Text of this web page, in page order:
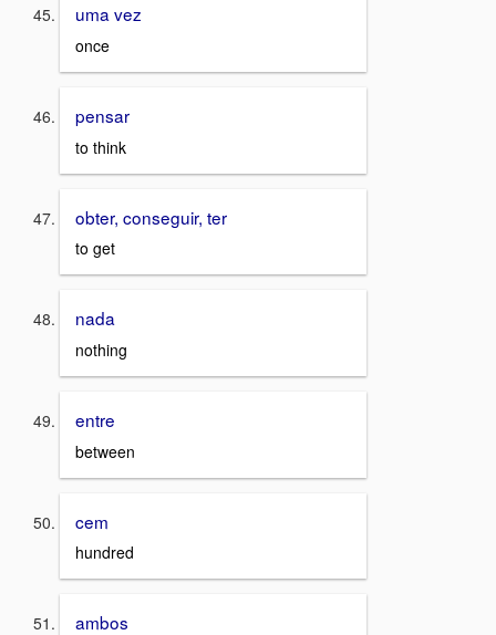
uma vez
once
pensar
to think
obter, conseguir, ter
to get
nada
nothing
entre
between
cem
hundred
ambos